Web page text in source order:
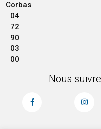
Corbas
04
72
90
03
00
Nous suivre